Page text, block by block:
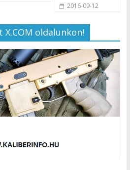
2016-09-12
X.COM oldalunkon!